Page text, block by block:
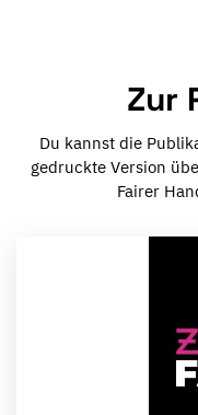
Zur
Du kannst die
gedruckte Version
Fairer